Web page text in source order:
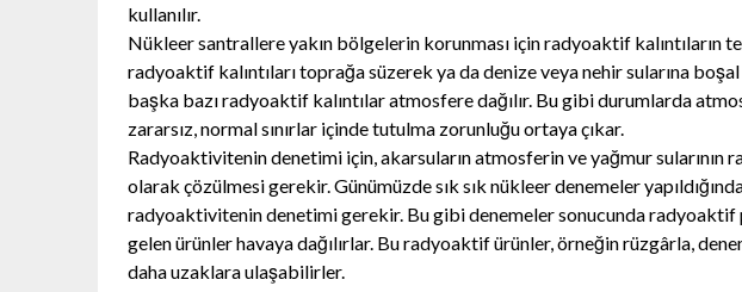
kullanılır.
Nükleer santrallere yakın bölgelerin korunması için radyoaktif kalıntıların
radyoaktif kalıntıları toprağa süzerek ya da denize veya nehir sularına
başka bazı radyoaktif kalıntılar atmosfere dağılır. Bu gibi durumlarda
zararsız, normal sınırlar içinde tutulma zorunluğu ortaya çıkar.
Radyoaktivitenin denetimi için, akarsuların atmosferin ve yağmur sularının
olarak çözülmesi gerekir. Günümüzde sık sık nükleer denemeler
radyoaktivitenin denetimi gerekir. Bu gibi denemeler sonucunda radyoaktif
gelen ürünler havaya dağılırlar. Bu radyoaktif ürünler, örneğin rüzgârla,
daha uzaklara ulaşabilirler.